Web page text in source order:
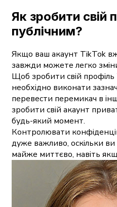
Як зробити свій
публічним?
Якщо ваш акаунт TikTok
завжди можете легко
Щоб зробити свій профіль
необхідно виконати
перевести перемикач в
зробити свій акаунт
будь-який момент.
Контролювати
дуже важливо, оскільки
майже миттєво, навіть